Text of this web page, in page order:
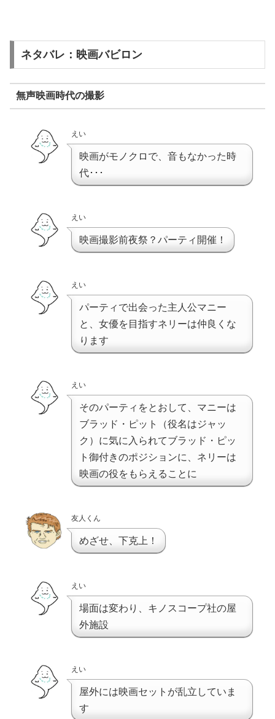
ネタバレ：映画バビロン
無声映画時代の撮影
えい
映画がモノクロで、音もなかった時
代･･･
えい
映画撮影前夜祭？パーティ開催！
えい
パーティで出会った主人公マニー
と、女優を目指すネリーは仲良くな
ります
えい
そのパーティをとおして、マニーは
ブラッド・ピット（役名はジャッ
ク）に気に入られてブラッド・ピッ
ト御付きのポジションに、ネリーは
映画の役をもらえることに
友人くん
めざせ、下克上！
えい
場面は変わり、キノスコープ社の屋
外施設
えい
屋外には映画セットが乱立していま
す